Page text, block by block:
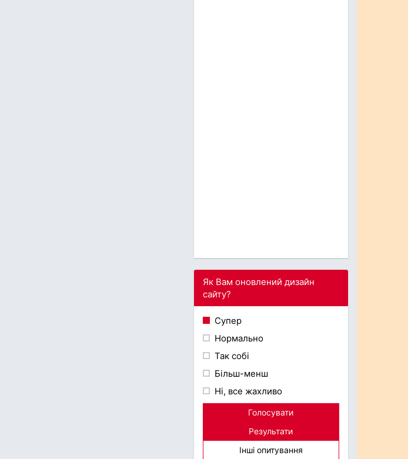
Як Вам оновлений дизайн
сайту?
Супер
Нормально
Так собі
Більш-менш
Ні, все жахливо
Голосувати
Результати
Інші опитування